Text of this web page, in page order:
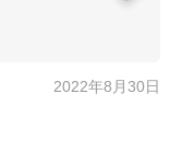
2022年8月30日